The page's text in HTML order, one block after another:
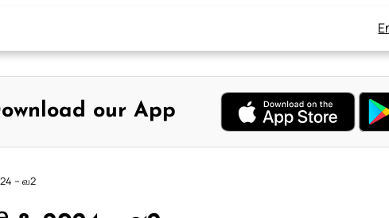
our App
– வ2